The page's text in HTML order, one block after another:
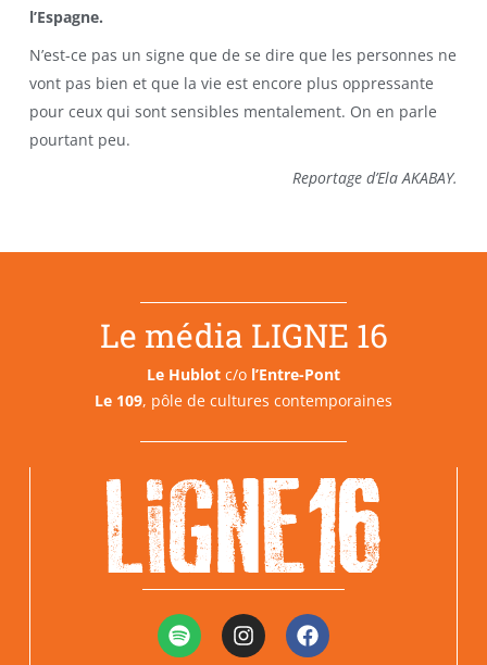
l’Espagne.
N’est-ce pas un signe que de se dire que les personnes ne
vont pas bien et que la vie est encore plus oppressante
pour ceux qui sont sensibles mentalement. On en parle
pourtant peu.
Reportage d’Ela AKABAY.
Le média LIGNE 16
Le Hublot c/o l’Entre-Pont
Le 109, pôle de cultures contemporaines